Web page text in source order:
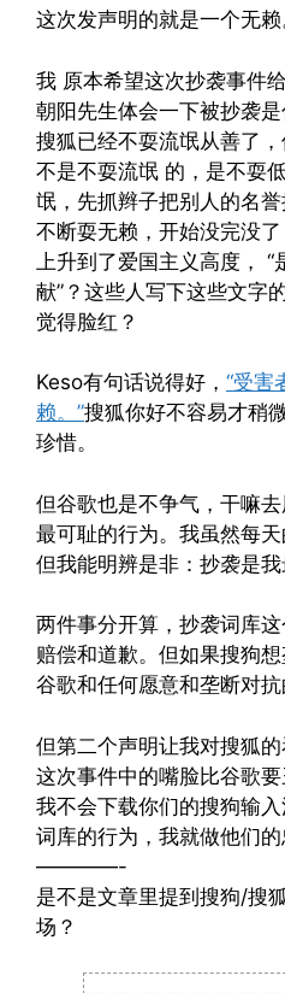
这次发声明的就是一个无赖
我 原本希望这次抄袭事件
朝阳先生体会一下被抄袭
搜狐已经不耍流氓从善了
不是不耍流氓 的，是不耍
氓，先抓辫子把别人的名
不断耍无赖，开始没完没
上升到了爱国主义高度，
献”？这些人写下这些文字
觉得脸红？
Keso有句话说得好， “受害
赖。”搜狐你好不容易才稍
珍惜。
但谷歌也是不争气，干嘛
最可耻的行为。我虽然每
但我能明辨是非：抄袭是我
两件事分开算，抄袭词库
赔偿和道歉。但如果搜狗
谷歌和任何愿意和垄断对抗
但第二个声明让我对搜狐
这次事件中的嘴脸比谷歌
我不会下载你们的搜狗输
词库的行为，我就做他们的
————-
是不是文章里提到搜狗/搜
场？